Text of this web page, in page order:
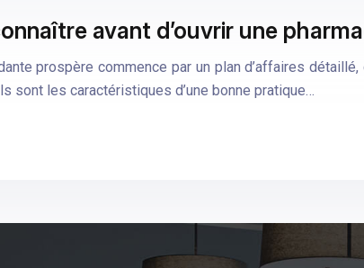
avant d’ouvrir une
prospère commence par un plan d’affaires
les caractéristiques d’une bonne pratique…